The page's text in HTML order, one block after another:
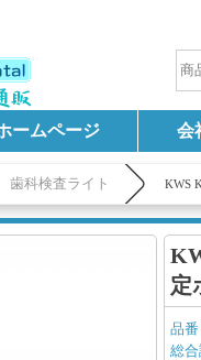
ームページ 会
歯科検査ライト KWS
定
品
総